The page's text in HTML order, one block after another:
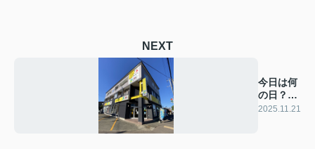
NEXT
今日は何
の日？
（笑）
2025.11.21